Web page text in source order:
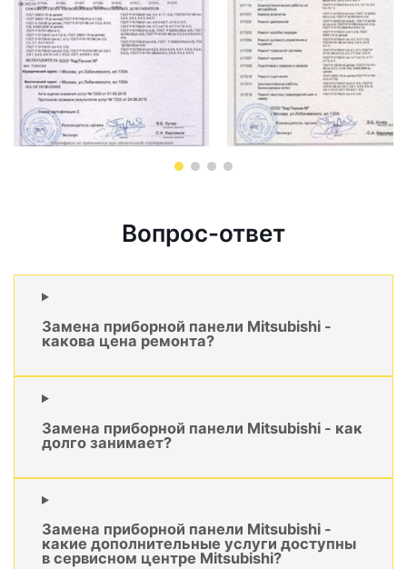
Вопрос-ответ
Замена приборной панели Mitsubishi -
какова цена ремонта?
Замена приборной панели Mitsubishi - как
долго занимает?
Замена приборной панели Mitsubishi -
какие дополнительные услуги доступны
в сервисном центре Mitsubishi?